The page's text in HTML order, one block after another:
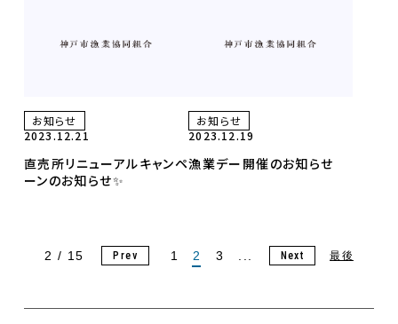
お知らせ
2023.12.21
直売所リニューアルキャンペ
ーンのお知らせ✨
お知らせ
2023.12.19
漁業デー開催のお知らせ
2 / 15 Prev 1 2 3 ... Next 最後